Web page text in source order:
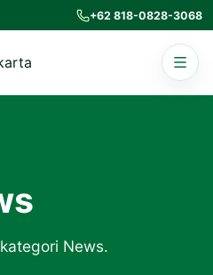
+62 818-0828-3068
Buka
News.